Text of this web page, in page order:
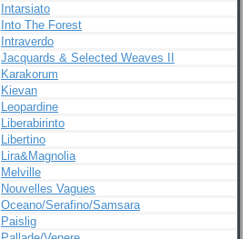
Intarsiato
Into The Forest
Intraverdo
Jacquards & Selected Weaves II
Karakorum
Kievan
Leopardine
Liberabirinto
Libertino
Lira&Magnolia
Melville
Nouvelles Vagues
Oceano/Serafino/Samsara
Paislig